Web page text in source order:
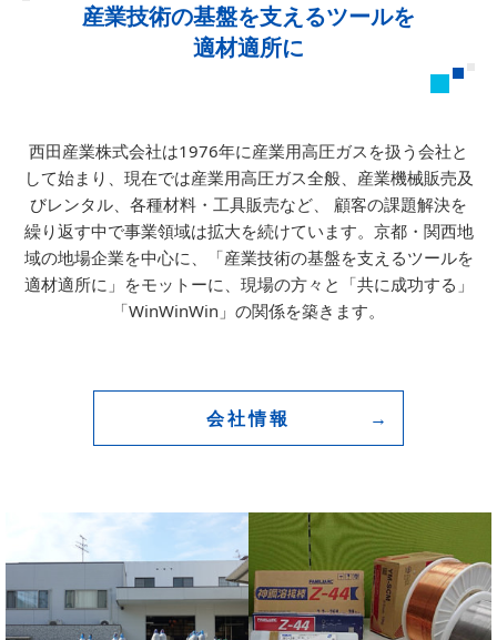
産業技術の基盤を支えるツールを
適材適所に
西田産業株式会社は1976年に産業用高圧ガスを扱う会社と
して始まり、 現在では産業用高圧ガス全般、産業機械販売及
びレンタル、各種材料・工具販売など、 顧客の課題解決を
繰り返す中で事業領域は拡大を続けています。 京都・関西地
域の地場企業を中心に、「産業技術の基盤を支えるツールを
適材適所に」をモットーに、 現場の方々と「共に成功する」
「WinWinWin」の関係を築きます。
会社情報